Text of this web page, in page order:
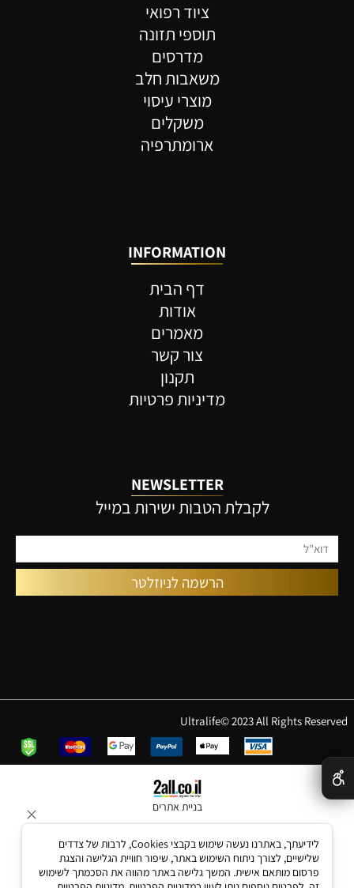
ציוד רפואי
תוספי תזונה
מדרסים
משאבות חלב
מוצרי עיסוי
משקלים
ארומתרפיה
INFORMATION
דף הבית
אודות
מאמרים
צור קשר
תקנון
מדיניות פרטיות
NEWSLETTER
לקבלת הטבות ישירות במייל
Ultralife© 2023 All Rights Reserved
בניית אתרים
לידיעתך, באתרנו נעשה שימוש בקבצי Cookies, לרבות של צדדים
שלישיים, לצורך ניתוח השימוש באתר, שיפור חוויית הגלישה והצגת
פרסום מותאם אישית. המשך גלישה באתר מהווה את הסכמתך לשימוש